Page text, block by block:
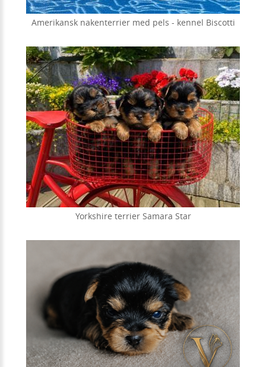
Amerikansk nakenterrier med pels - kennel Biscotti
Yorkshire terrier Samara Star